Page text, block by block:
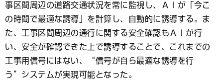
事区間周辺の道路交通状況を常に監視し、ＡＩが「今こ
の時間で最適な誘導」を計算し、自動的に誘導する。ま
た、工事区間周辺の通行に関する安全確認もＡＩが行
い、安全が確認できた上で誘導することで、これまでの
工事用信号にはない、“信号が自ら最適な誘導を行
う”システムが実現可能となった。